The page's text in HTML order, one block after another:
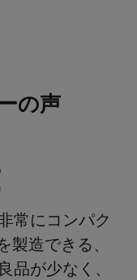
の声
常にコンパク
製造できる、
品が少なく、